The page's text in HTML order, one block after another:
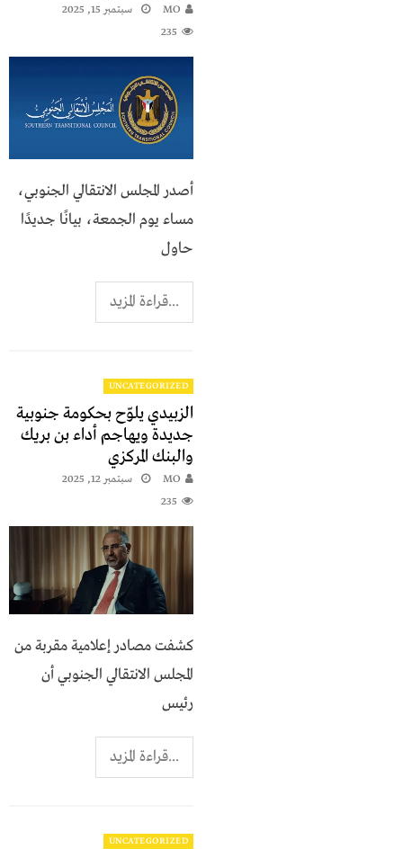
MO
سبتمبر 15, 2025
235
أصدر المجلس الانتقالي الجنوبي،
مساء يوم الجمعة، بيانًا جديدًا
حاول
...قراءة المزيد
UNCATEGORIZED
الزبيدي يلوّح بحكومة جنوبية
جديدة ويهاجم أداء بن بريك
والبنك المركزي
MO
سبتمبر 12, 2025
235
كشفت مصادر إعلامية مقربة من
المجلس الانتقالي الجنوبي أن
رئيس
...قراءة المزيد
UNCATEGORIZED